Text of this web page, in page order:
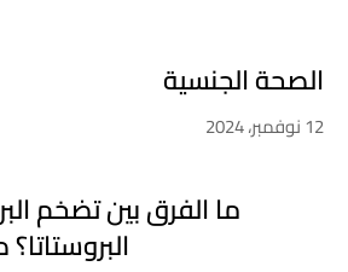
الصحة الجنسية
12 نوفمبر، 2024
ما الفرق بين تضخم